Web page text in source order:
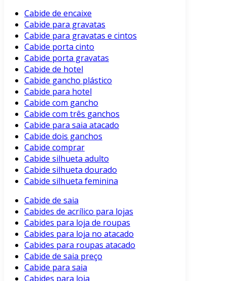
Cabide de encaixe
Cabide para gravatas
Cabide para gravatas e cintos
Cabide porta cinto
Cabide porta gravatas
Cabide de hotel
Cabide gancho plástico
Cabide para hotel
Cabide com gancho
Cabide com três ganchos
Cabide para saia atacado
Cabide dois ganchos
Cabide comprar
Cabide silhueta adulto
Cabide silhueta dourado
Cabide silhueta feminina
Cabide de saia
Cabides de acrílico para lojas
Cabides para loja de roupas
Cabides para loja no atacado
Cabides para roupas atacado
Cabide de saia preço
Cabide para saia
Cabides para loja